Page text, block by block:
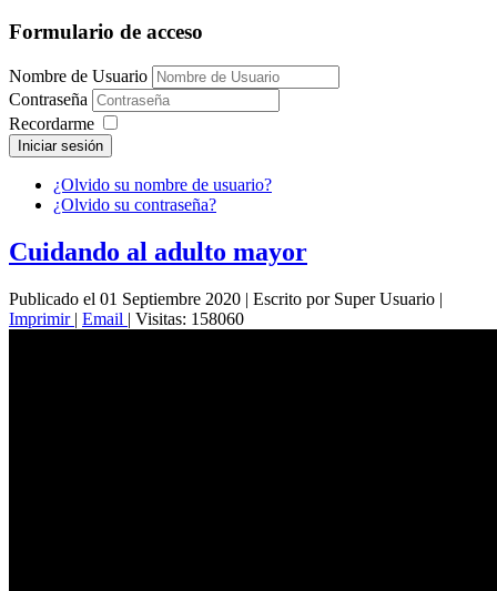
Formulario de acceso
Nombre de Usuario
Contraseña
Recordarme
Iniciar sesión
¿Olvido su nombre de usuario?
¿Olvido su contraseña?
Cuidando al adulto mayor
Publicado el 01 Septiembre 2020 | Escrito por Super Usuario |
Imprimir | Email | Visitas: 158060